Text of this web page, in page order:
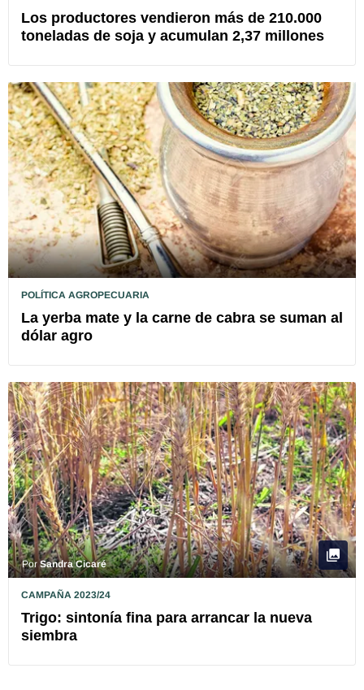
Los productores vendieron más de 210.000
toneladas de soja y acumulan 2,37 millones
POLÍTICA AGROPECUARIA
La yerba mate y la carne de cabra se suman al
dólar agro
PorSandra Cicaré
CAMPAÑA 2023/24
Trigo: sintonía fina para arrancar la nueva
siembra